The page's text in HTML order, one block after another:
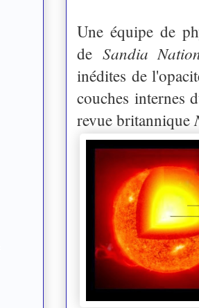
Une équipe de
de Sandia
inédites de
couches internes
revue britannique